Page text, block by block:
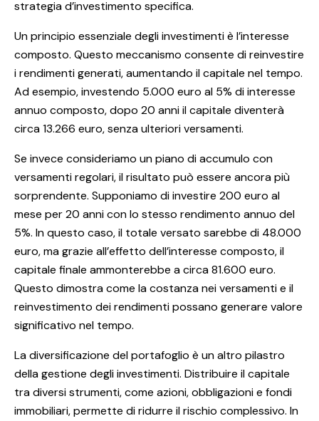
strategia d’investimento specifica.
Un principio essenziale degli investimenti è l’interesse
composto. Questo meccanismo consente di reinvestire
i rendimenti generati, aumentando il capitale nel tempo.
Ad esempio, investendo 5.000 euro al 5% di interesse
annuo composto, dopo 20 anni il capitale diventerà
circa 13.266 euro, senza ulteriori versamenti.
Se invece consideriamo un piano di accumulo con
versamenti regolari, il risultato può essere ancora più
sorprendente. Supponiamo di investire 200 euro al
mese per 20 anni con lo stesso rendimento annuo del
5%. In questo caso, il totale versato sarebbe di 48.000
euro, ma grazie all’effetto dell’interesse composto, il
capitale finale ammonterebbe a circa 81.600 euro.
Questo dimostra come la costanza nei versamenti e il
reinvestimento dei rendimenti possano generare valore
significativo nel tempo.
La diversificazione del portafoglio è un altro pilastro
della gestione degli investimenti. Distribuire il capitale
tra diversi strumenti, come azioni, obbligazioni e fondi
immobiliari, permette di ridurre il rischio complessivo. In